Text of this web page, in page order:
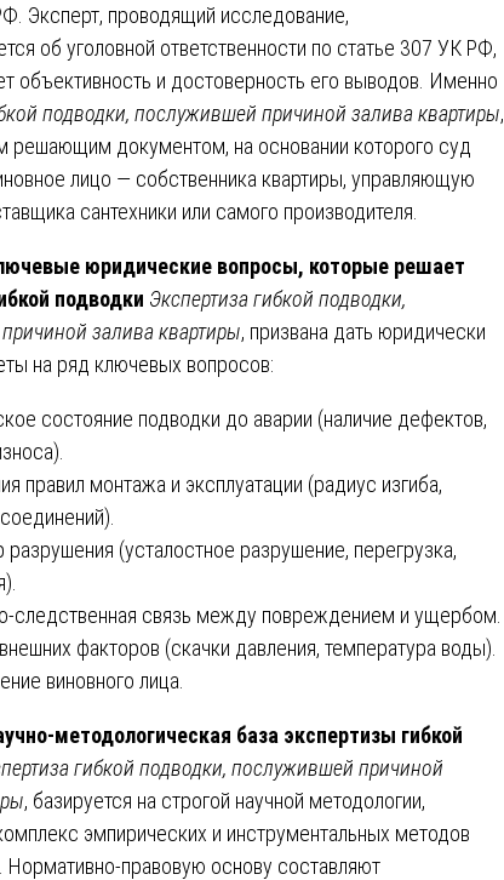
Эксперт, проводящий исследование,
об уголовной ответственности по статье 307 УК РФ,
объективность и достоверность его выводов. Именно
подводки, послужившей причиной залива квартиры,
решающим документом, на основании которого суд
лицо — собственника квартиры, управляющую
сантехники или самого производителя.
юридические вопросы, которые решает
подводки Экспертиза гибкой подводки,
залива квартиры, призвана дать юридически
на ряд ключевых вопросов:
состояние подводки до аварии (наличие дефектов,
правил монтажа и эксплуатации (радиус изгиба,
разрушения (усталостное разрушение, перегрузка,
следственная связь между повреждением и ущербом.
факторов (скачки давления, температура воды).
виновного лица.
методологическая база экспертизы гибкой
гибкой подводки, послужившей причиной
, базируется на строгой научной методологии,
эмпирических и инструментальных методов
Нормативно-правовую основу составляют